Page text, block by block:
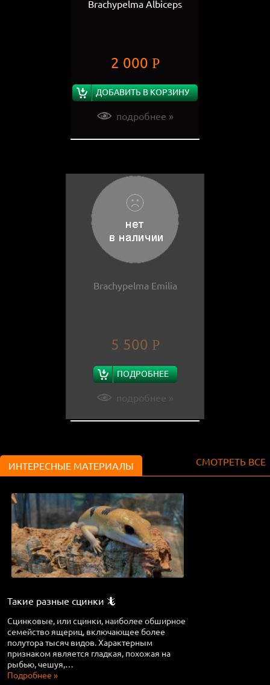
Brachypelma Albiceps
2 000 Р
ДОБАВИТЬ В КОРЗИНУ
подробнее »
Brachypelma Emilia
5 500 Р
ПОДРОБНЕЕ
ИНТЕРЕСНЫЕ МАТЕРИАЛЫ СМОТРЕТЬ ВСЕ
Такие разные сцинки 🦎
Сцинковые, или сцинки, наиболее обширное
семейство ящериц, включающее более
полутора тысяч видов. Характерным
признаком является гладкая, похожая на
рыбью, чешуя,…
Подробнее »